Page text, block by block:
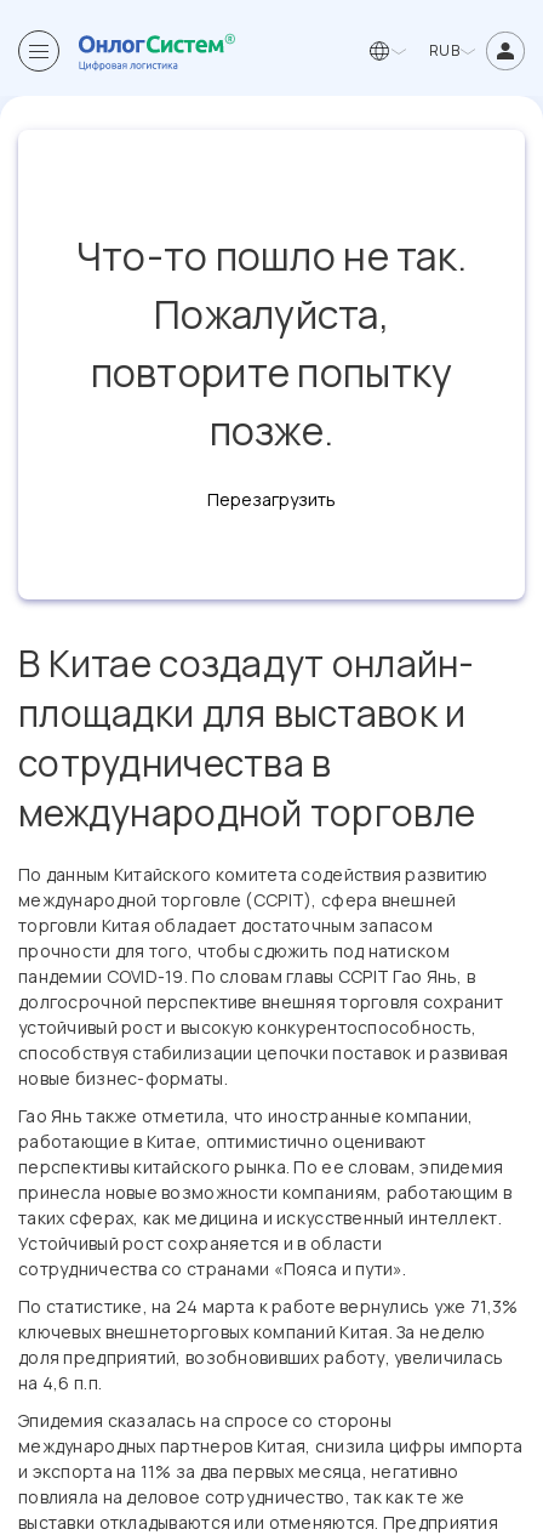
RUB
Что-то пошло не так.
Пожалуйста,
повторите попытку
позже.
Перезагрузить
В Китае создадут онлайн-
площадки для выставок и
сотрудничества в
международной торговле
По данным Китайского комитета содействия развитию
международной торговле (CCPIT), сфера внешней
торговли Китая обладает достаточным запасом
прочности для того, чтобы сдюжить под натиском
пандемии COVID-19. По словам главы CCPIT Гао Янь, в
долгосрочной перспективе внешняя торговля сохранит
устойчивый рост и высокую конкурентоспособность,
способствуя стабилизации цепочки поставок и развивая
новые бизнес-форматы.
Гао Янь также отметила, что иностранные компании,
работающие в Китае, оптимистично оценивают
перспективы китайского рынка. По ее словам, эпидемия
принесла новые возможности компаниям, работающим в
таких сферах, как медицина и искусственный интеллект.
Устойчивый рост сохраняется и в области
сотрудничества со странами «Пояса и пути».
По статистике, на 24 марта к работе вернулись уже 71,3%
ключевых внешнеторговых компаний Китая. За неделю
доля предприятий, возобновивших работу, увеличилась
на 4,6 п.п.
Эпидемия сказалась на спросе со стороны
международных партнеров Китая, снизила цифры импорта
и экспорта на 11% за два первых месяца, негативно
повлияла на деловое сотрудничество, так как те же
выставки откладываются или отменяются. Предприятия